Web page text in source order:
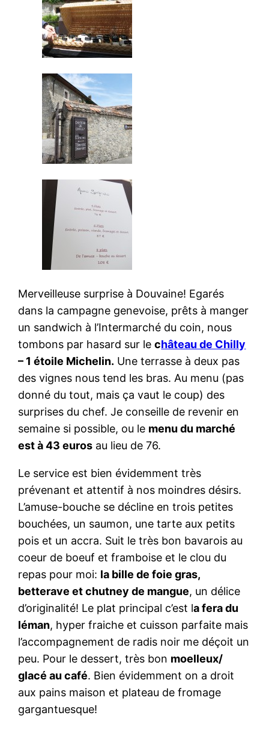
Merveilleuse surprise à Douvaine! Egarés
dans la campagne genevoise, prêts à manger
un sandwich à l’Intermarché du coin, nous
tombons par hasard sur lechâteau de Chilly
– 1 étoile Michelin. Une terrasse à deux pas
des vignes nous tend les bras. Au menu (pas
donné du tout, mais ça vaut le coup) des
surprises du chef. Je conseille de revenir en
semaine si possible, ou le menu du marché
est à 43 euros au lieu de 76.
Le service est bien évidemment très
prévenant et attentif à nos moindres désirs.
L’amuse-bouche se décline en trois petites
bouchées, un saumon, une tarte aux petits
pois et un accra. Suit le très bon bavarois au
coeur de boeuf et framboise et le clou du
repas pour moi: la bille de foie gras,
betterave et chutney de mangue, un délice
d’originalité! Le plat principal c’est la fera du
léman, hyper fraiche et cuisson parfaite mais
l’accompagnement de radis noir me déçoit un
peu. Pour le dessert, très bon moelleux/
glacé au café. Bien évidemment on a droit
aux pains maison et plateau de fromage
gargantuesque!